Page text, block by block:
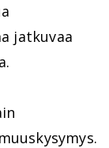
jatkuvaa